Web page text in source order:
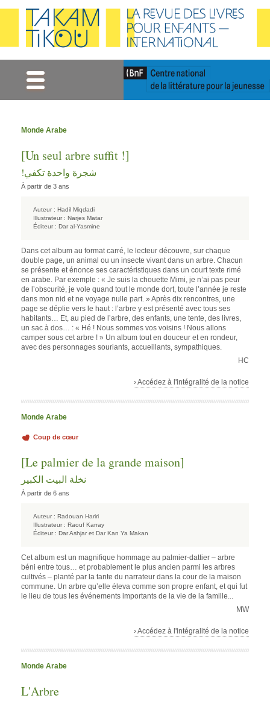
Monde Arabe
[Un seul arbre suffit !]
شجرة واحدة تكفي!
À partir de 3 ans
Auteur : Hadil Miqdadi
Illustrateur : Narjes Matar
Éditeur : Dar al-Yasmine
Dans cet album au format carré, le lecteur découvre, sur chaque
double page, un animal ou un insecte vivant dans un arbre. Chacun
se présente et énonce ses caractéristiques dans un court texte rimé
en arabe. Par exemple : « Je suis la chouette Mimi, je n’ai pas peur
de l’obscurité, je vole quand tout le monde dort, toute l’année je reste
dans mon nid et ne voyage nulle part. » Après dix rencontres, une
page se déplie vers le haut : l’arbre y est présenté avec tous ses
habitants… Et, au pied de l’arbre, des enfants, une tente, des livres,
un sac à dos… : « Hé ! Nous sommes vos voisins ! Nous allons
camper sous cet arbre ! » Un album tout en douceur et en rondeur,
avec des personnages souriants, accueillants, sympathiques.
HC
› Accédez à l'intégralité de la notice
Monde Arabe
Coup de cœur
[Le palmier de la grande maison]
نخلة البيت الكبير
À partir de 6 ans
Auteur : Radouan Hariri
Illustrateur : Raouf Karray
Éditeur : Dar Ashjar et Dar Kan Ya Makan
Cet album est un magnifique hommage au palmier-dattier – arbre
béni entre tous… et probablement le plus ancien parmi les arbres
cultivés – planté par la tante du narrateur dans la cour de la maison
commune. Un arbre qu’elle éleva comme son propre enfant, et qui fut
le lieu de tous les événements importants de la vie de la famille...
MW
› Accédez à l'intégralité de la notice
Monde Arabe
L'Arbre